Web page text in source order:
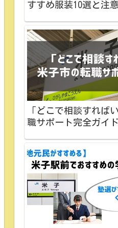
すすめ服装10選と注
「どこで相談すれば
職サポート完全ガイド